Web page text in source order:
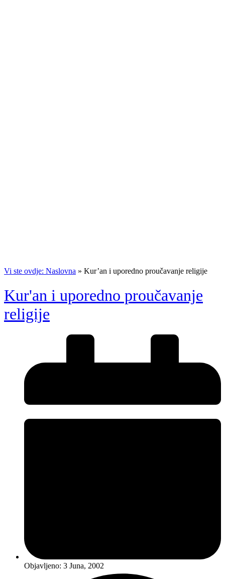
Vi ste ovdje: Naslovna » Kur’an i uporedno proučavanje religije
Kur'an i uporedno proučavanje
religije
Objavljeno: 3 Juna, 2002